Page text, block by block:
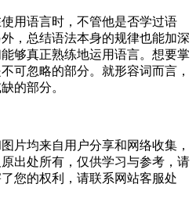
用语言时，不管他是否学过语
，总结语法本身的规律也能加深
够真正熟练地运用语言。想要掌
可忽略的部分。就形容词而言，
的部分。
片均来自用户分享和网络收集，
出处所有，仅供学习与参考，请
您的权利，请联系网站客服处